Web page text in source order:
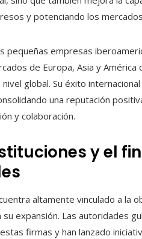
y potenciando los
pequeñas empresas
de Europa, Asia y
global. Su éxito
una reputación
y colaboración.
y el
altamente vinculado a la
expansión. Las autoridades
firmas y han lanzado